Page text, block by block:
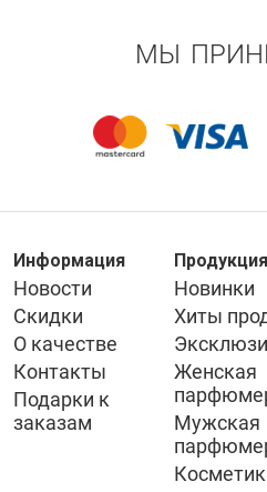
МЫ
Информация
Новости
Скидки
О качестве
Контакты
Подарки к
заказам
Продукция
Новинки
Хиты
Женская
Мужская